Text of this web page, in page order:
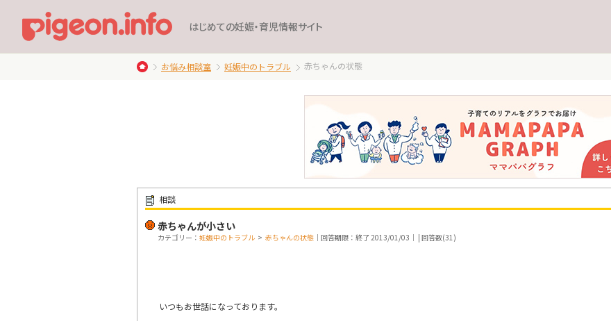
はじめての妊娠・育児情報サイト
お悩み相談室 妊娠中のトラブル 赤ちゃんの状態
相談
赤ちゃんが小さい
カテゴリー： 妊娠中のトラブル > 赤ちゃんの状態 ｜回答期限：終了 2013/01/03｜ | 回答数(31)
いつもお世話になっております。